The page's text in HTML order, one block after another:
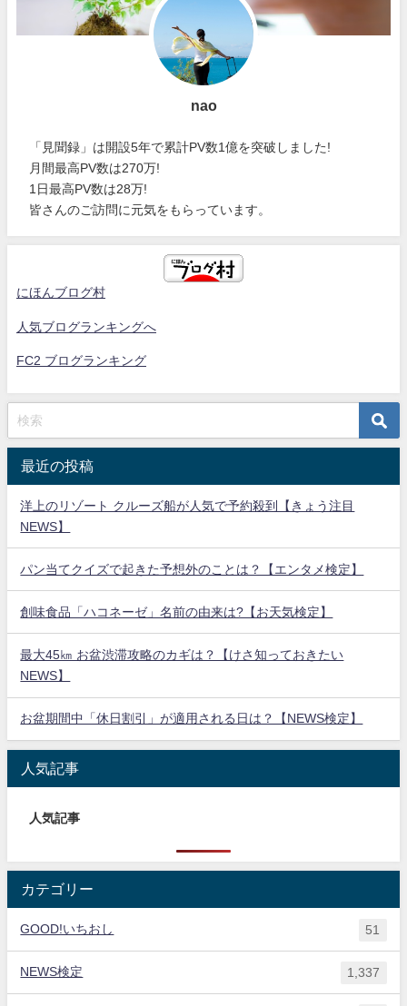
nao
「見聞録」は開設5年で累計PV数1億を突破しました!
月間最高PV数は270万!
1日最高PV数は28万!
皆さんのご訪問に元気をもらっています。
にほんブログ村
人気ブログランキングへ
FC2 ブログランキング
最近の投稿
洋上のリゾート クルーズ船が人気で予約殺到【きょう注目
NEWS】
パン当てクイズで起きた予想外のことは？【エンタメ検定】
創味食品「ハコネーゼ」名前の由来は?【お天気検定】
最大45㎞ お盆渋滞攻略のカギは？【けさ知っておきたい
NEWS】
お盆期間中「休日割引」が適用される日は？【NEWS検定】
人気記事
人気記事
カテゴリー
GOOD!いちおし 51
NEWS検定 1,337